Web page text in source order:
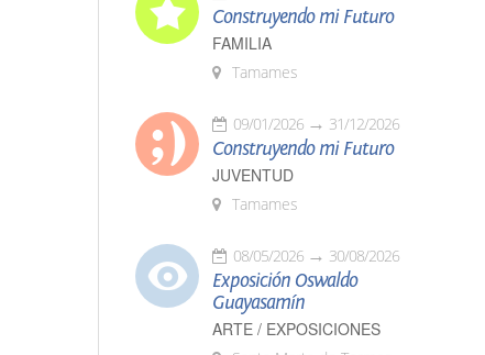
Construyendo mi Futuro
FAMILIA
Tamames
09/01/2026 31/12/2026
Construyendo mi Futuro
JUVENTUD
Tamames
08/05/2026 30/08/2026
Exposición Oswaldo
Guayasamín
ARTE / EXPOSICIONES